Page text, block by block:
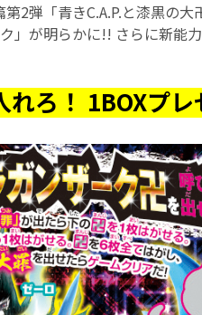
2弾「青きC.A.P.と漆黒の
」が明らかに!! さらに新能
ろ！ 1BOXプ